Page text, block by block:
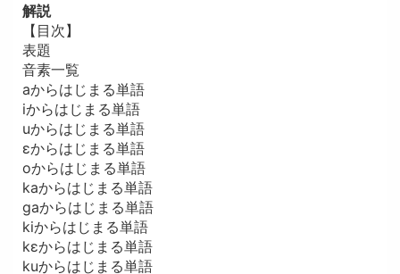
解説
【目次】
表題
音素一覧
aからはじまる単語
iからはじまる単語
uからはじまる単語
εからはじまる単語
oからはじまる単語
kaからはじまる単語
gaからはじまる単語
kiからはじまる単語
kεからはじまる単語
kuからはじまる単語